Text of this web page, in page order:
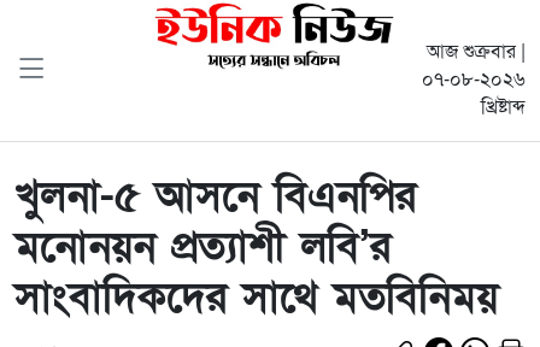
আজ শুক্রবার |
০৭-০৮-২০২৬
খ্রিষ্টাব্দ
খুলনা-৫ আসনে বিএনপির
মনোনয়ন প্রত্যাশী লবি’র
সাংবাদিকদের সাথে মতবিনিময়